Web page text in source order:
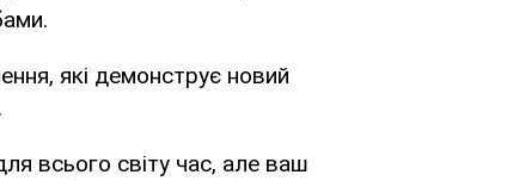
які демонструє новий
всього світу час, але ваш